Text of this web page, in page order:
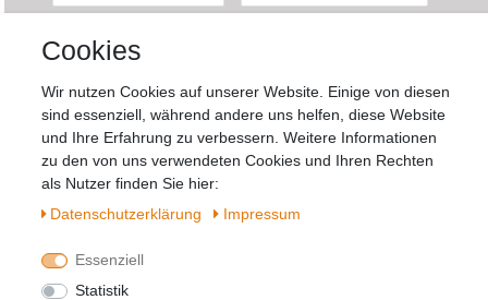
Honig
Hiermit bestätige ich, dass ich dieDaten­
schutz­erklärunggelesen habe. Meine
Einwilligung kann ich jederzeit widerrufen.**
Abonnieren
Cookies
Wir nutzen Cookies auf unserer Website. Einige von diesen
sind essenziell, während andere uns helfen, diese Website
und Ihre Erfahrung zu verbessern. Weitere Informationen
zu den von uns verwendeten Cookies und Ihren Rechten
als Nutzer finden Sie hier:
Daten­schutz­erklärung
Impressum
Essenziell
Statistik